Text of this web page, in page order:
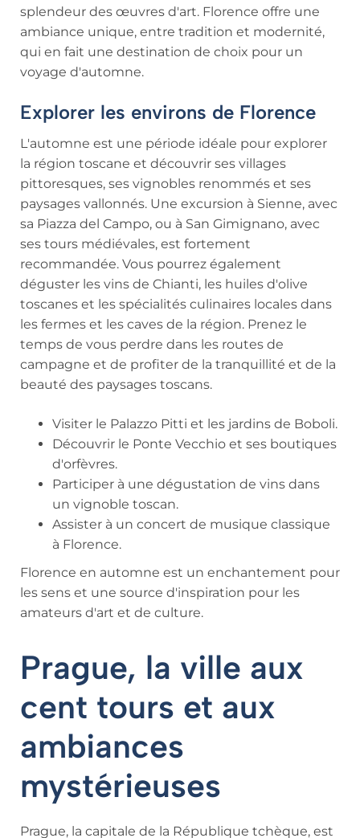
splendeur des œuvres d'art. Florence offre une
ambiance unique, entre tradition et modernité,
qui en fait une destination de choix pour un
voyage d'automne.
Explorer les environs de Florence
L'automne est une période idéale pour explorer
la région toscane et découvrir ses villages
pittoresques, ses vignobles renommés et ses
paysages vallonnés. Une excursion à Sienne, avec
sa Piazza del Campo, ou à San Gimignano, avec
ses tours médiévales, est fortement
recommandée. Vous pourrez également
déguster les vins de Chianti, les huiles d'olive
toscanes et les spécialités culinaires locales dans
les fermes et les caves de la région. Prenez le
temps de vous perdre dans les routes de
campagne et de profiter de la tranquillité et de la
beauté des paysages toscans.
Visiter le Palazzo Pitti et les jardins de Boboli.
Découvrir le Ponte Vecchio et ses boutiques
d'orfèvres.
Participer à une dégustation de vins dans
un vignoble toscan.
Assister à un concert de musique classique
à Florence.
Florence en automne est un enchantement pour
les sens et une source d'inspiration pour les
amateurs d'art et de culture.
Prague, la ville aux
cent tours et aux
ambiances
mystérieuses
Prague, la capitale de la République tchèque, est